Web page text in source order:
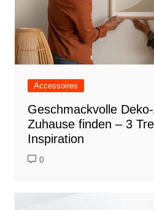
Accessoires
Geschmackvolle
Zuhause finden – 3
Inspiration
0